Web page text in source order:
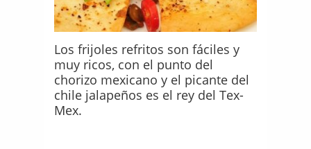
Los frijoles refritos son fáciles y
muy ricos, con el punto del
chorizo mexicano y el picante del
chile jalapeños es el rey del Tex-
Mex.